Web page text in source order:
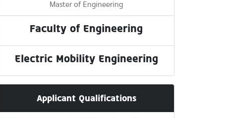
Master of Engineering
Faculty of Engineering
Electric Mobility Engineering
Applicant Qualifications